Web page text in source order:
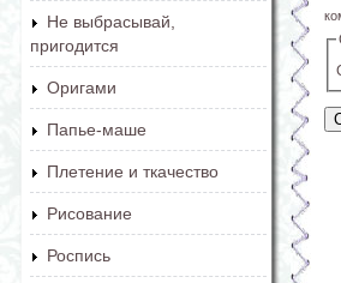
Не выбрасывай,
пригодится
Оригами
Папье-маше
Плетение и ткачество
Рисование
Роспись